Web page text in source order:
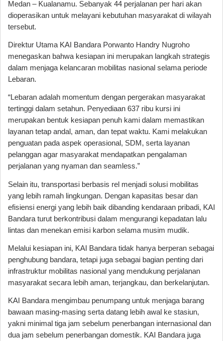
Medan – Kualanamu. Sebanyak 44 perjalanan per hari akan
dioperasikan untuk melayani kebutuhan masyarakat di wilayah
tersebut.
Direktur Utama KAI Bandara Porwanto Handry Nugroho
menegaskan bahwa kesiapan ini merupakan langkah strategis
dalam menjaga kelancaran mobilitas nasional selama periode
Lebaran.
“Lebaran adalah momentum dengan pergerakan masyarakat
tertinggi dalam setahun. Penyediaan 637 ribu kursi ini
merupakan bentuk kesiapan penuh kami dalam memastikan
layanan tetap andal, aman, dan tepat waktu. Kami melakukan
penguatan pada aspek operasional, SDM, serta layanan
pelanggan agar masyarakat mendapatkan pengalaman
perjalanan yang nyaman dan seamless.”
Selain itu, transportasi berbasis rel menjadi solusi mobilitas
yang lebih ramah lingkungan. Dengan kapasitas besar dan
efisiensi energi yang lebih baik dibanding kendaraan pribadi, KAI
Bandara turut berkontribusi dalam mengurangi kepadatan lalu
lintas dan menekan emisi karbon selama musim mudik.
Melalui kesiapan ini, KAI Bandara tidak hanya berperan sebagai
penghubung bandara, tetapi juga sebagai bagian penting dari
infrastruktur mobilitas nasional yang mendukung perjalanan
masyarakat secara lebih aman, terjangkau, dan berkelanjutan.
KAI Bandara mengimbau penumpang untuk menjaga barang
bawaan masing-masing serta datang lebih awal ke stasiun,
yakni minimal tiga jam sebelum penerbangan internasional dan
dua jam sebelum penerbangan domestik. KAI Bandara juga